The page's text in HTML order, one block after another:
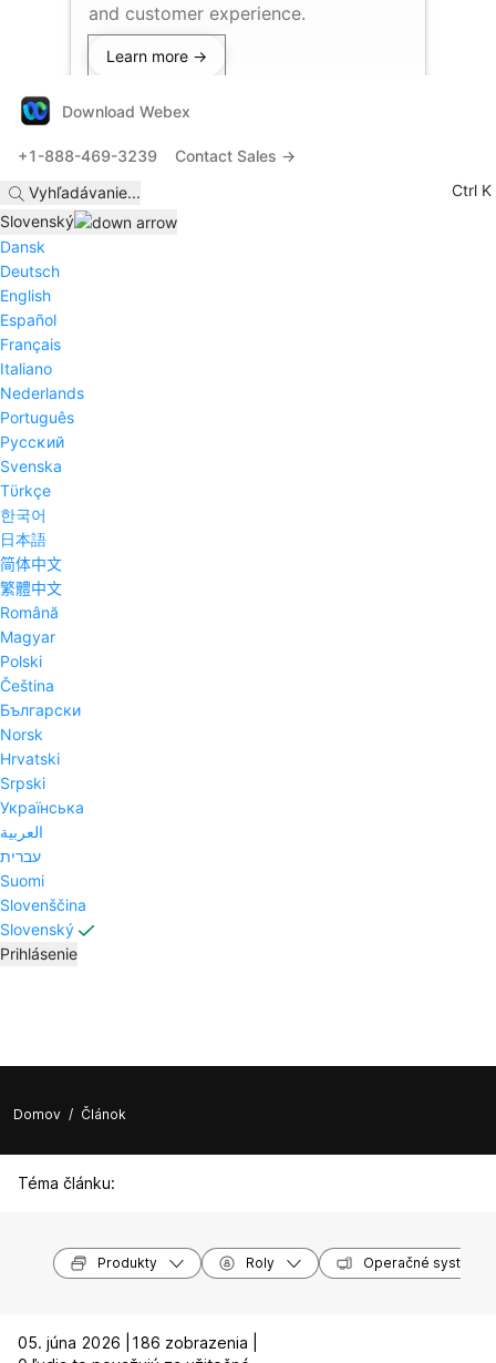
and customer experience.
Learn more →
Download Webex
+1-888-469-3239
Contact Sales →
Vyhľadávanie...
Ctrl K
Slovenský
Dansk
Deutsch
English
Español
Français
Italiano
Nederlands
Português
Pyccĸий
Svenska
Tϋrkçe
한국어
日本語
简体中文
繁體中文
Română
Magyar
Polski
Čeština
Български
Norsk
Hrvatski
Srpski
Українська
العربية
עברית
Suomi
Slovenščina
Slovenský
Prihlásenie
Domov / Článok
Téma článku:
Produkty Roly Operačné systémy
05. júna 2026 |
186 zobrazenia |